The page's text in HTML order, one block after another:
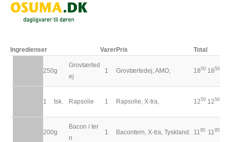
Ingredienser VarerPris Total
250g
Grovtærted
ej
1 Grovtærtedej, AMO, 1850 1850
1 tsk. Rapsolie 1 Rapsolie, X-tra, 1250 1250
200g
Bacon i ter
n
1 Bacontern, X-tra, Tyskland. 11 95 11 95